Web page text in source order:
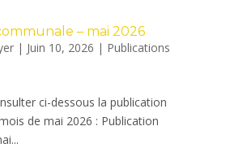
– mai 2026
| Juin 10, 2026 | Publications
ci-dessous la publication
de mai 2026 : Publication